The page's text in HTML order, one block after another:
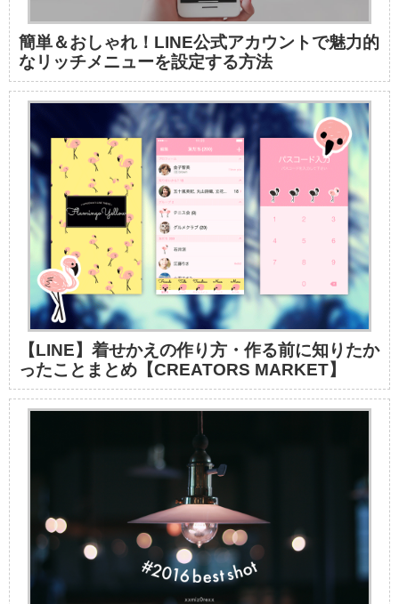
簡単＆おしゃれ！LINE公式アカウントで魅力的
なリッチメニューを設定する方法
【LINE】着せかえの作り方・作る前に知りたか
ったことまとめ【CREATORS MARKET】